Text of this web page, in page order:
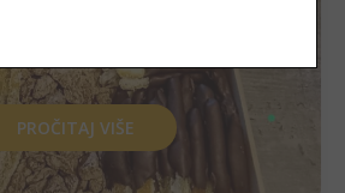
PROČITAJ VIŠE